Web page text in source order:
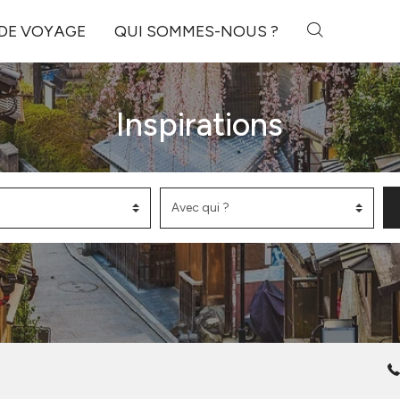
VOYAGE QUI SOMMES-NOUS ?
Inspirations